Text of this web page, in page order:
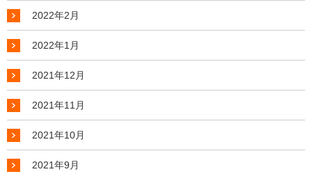
2022年2月
2022年1月
2021年12月
2021年11月
2021年10月
2021年9月